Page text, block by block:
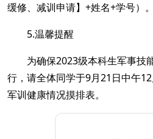
缓修、减训申请】+姓名+学号）。
5.温馨提醒
为确保2023级本科生军事技
行，请全体同学于9月21日中午12
军训健康情况摸排表。